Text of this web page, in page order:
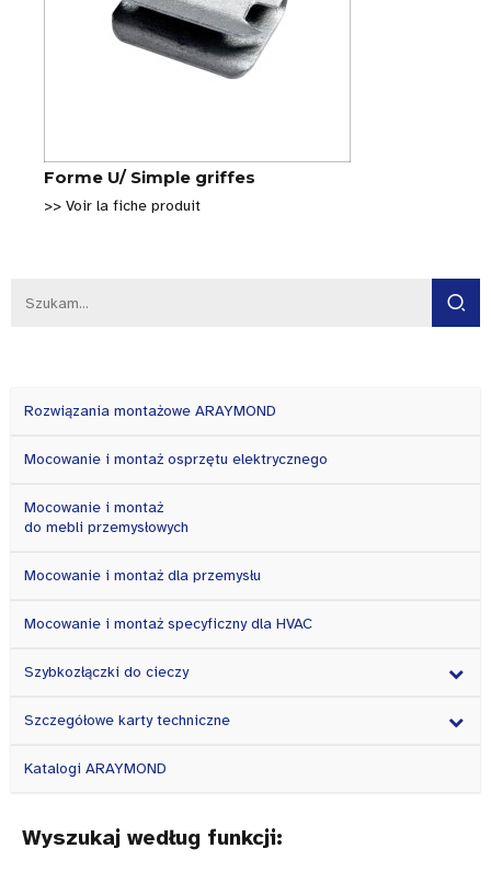
Forme U/ Simple griffes
>> Voir la fiche produit
Rozwiązania montażowe ARAYMOND
Mocowanie i montaż osprzętu elektrycznego
Mocowanie i montaż
do mebli przemysłowych
Mocowanie i montaż dla przemysłu
Mocowanie i montaż specyficzny dla HVAC
Szybkozłączki do cieczy
Szczegółowe karty techniczne
Katalogi ARAYMOND
Wyszukaj według funkcji: